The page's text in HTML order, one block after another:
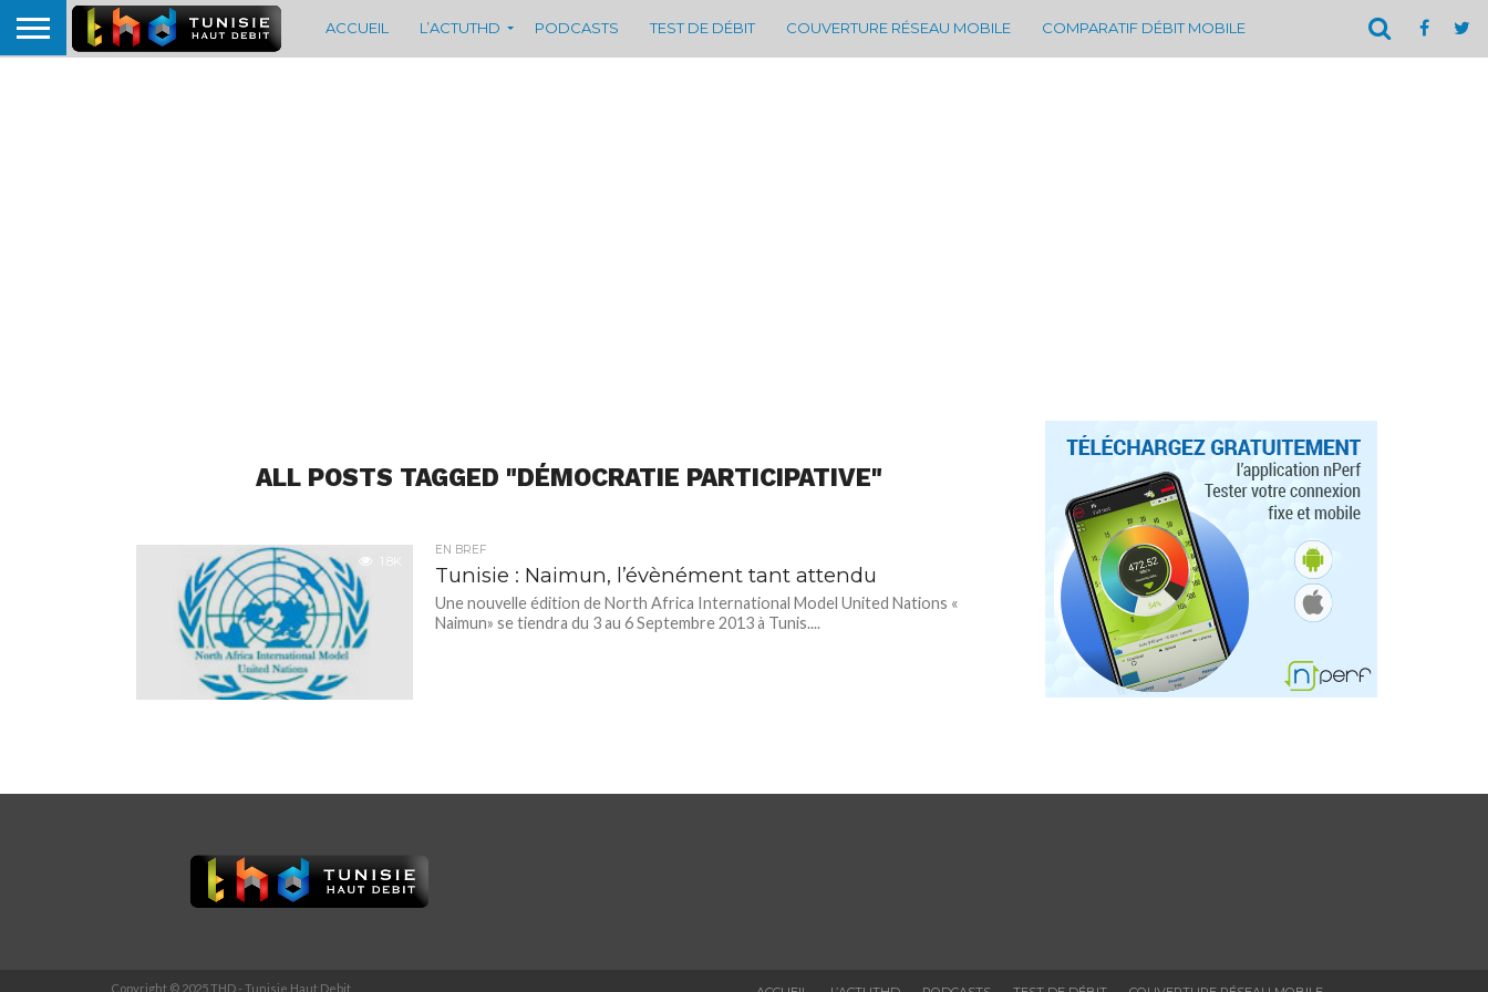
ACCUEIL L’ACTUTHD PODCASTS TEST DE DÉBIT COUVERTURE RÉSEAU MOBILE COMPARATIF DÉBIT MOBILE
ALL POSTS TAGGED "DÉMOCRATIE PARTICIPATIVE"
1.8K
EN BREF
Tunisie : Naimun, l’évènément tant attendu
Une nouvelle édition de North Africa International Model United Nations «
Naimun» se tiendra du 3 au 6 Septembre 2013 à Tunis....
Copyright © 2025 THD - Tunisie Haut Debit.